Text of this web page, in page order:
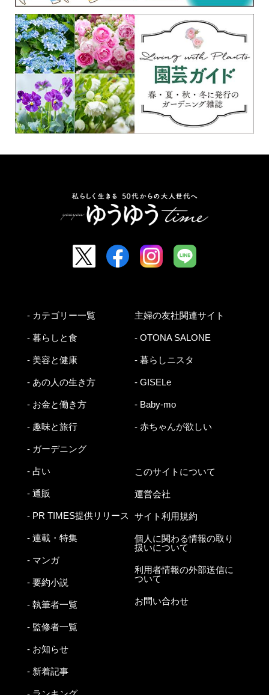
- カテゴリー一覧
- 暮らしと食
- 美容と健康
- あの人の生き方
- お金と働き方
- 趣味と旅行
- ガーデニング
- 占い
- 通販
- PR TIMES提供リリース
- 連載・特集
- マンガ
- 要約小説
- 執筆者一覧
- 監修者一覧
- お知らせ
- 新着記事
主婦の友社関連サイト
- OTONA SALONE
- 暮らしニスタ
- GISELe
- Baby-mo
- 赤ちゃんが欲しい
このサイトについて
運営会社
サイト利用規約
個人に関わる情報の取り
扱いについて
利用者情報の外部送信に
ついて
お問い合わせ